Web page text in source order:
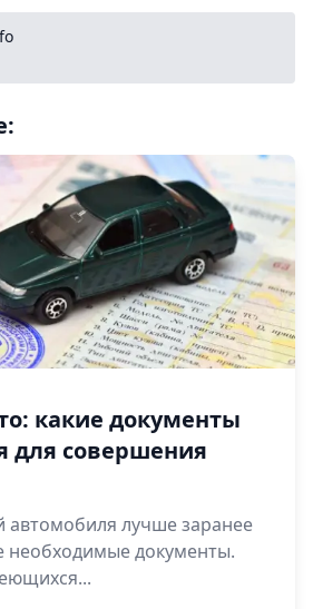
какие документы
для совершения
автомобиля лучше заранее
необходимые документы.